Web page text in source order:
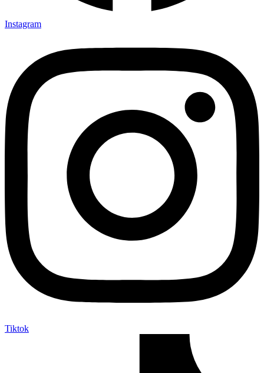
Instagram
Tiktok